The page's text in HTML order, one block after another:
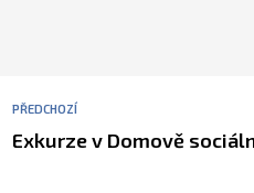
PŘEDCHOZÍ
Exkurze v Domově